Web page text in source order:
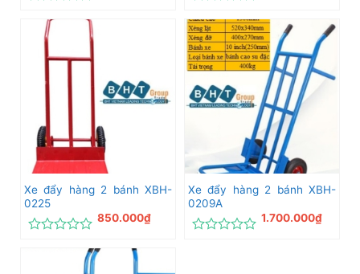
xếp
hạng
sao
xếp
hạng
0
5
Xe đẩy hàng 2 bánh XBH-
0225
850.000₫
Xe đẩy hàng 2 bánh XBH-
0209A
1.700.000₫